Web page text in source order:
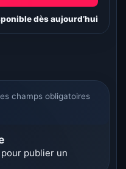
dès aujourd’hui
champs obligatoires
pour publier un